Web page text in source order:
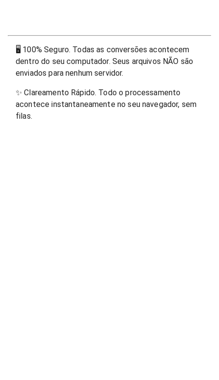
🖥 100% Seguro. Todas as conversões acontecem
dentro do seu computador. Seus arquivos NÃO são
enviados para nenhum servidor.
✨Clareamento Rápido. Todo o processamento
acontece instantaneamente no seu navegador, sem
filas.